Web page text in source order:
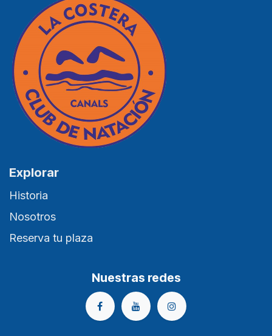
Explorar
Historia
Nosotros
Reserva tu plaza
Nuestras redes